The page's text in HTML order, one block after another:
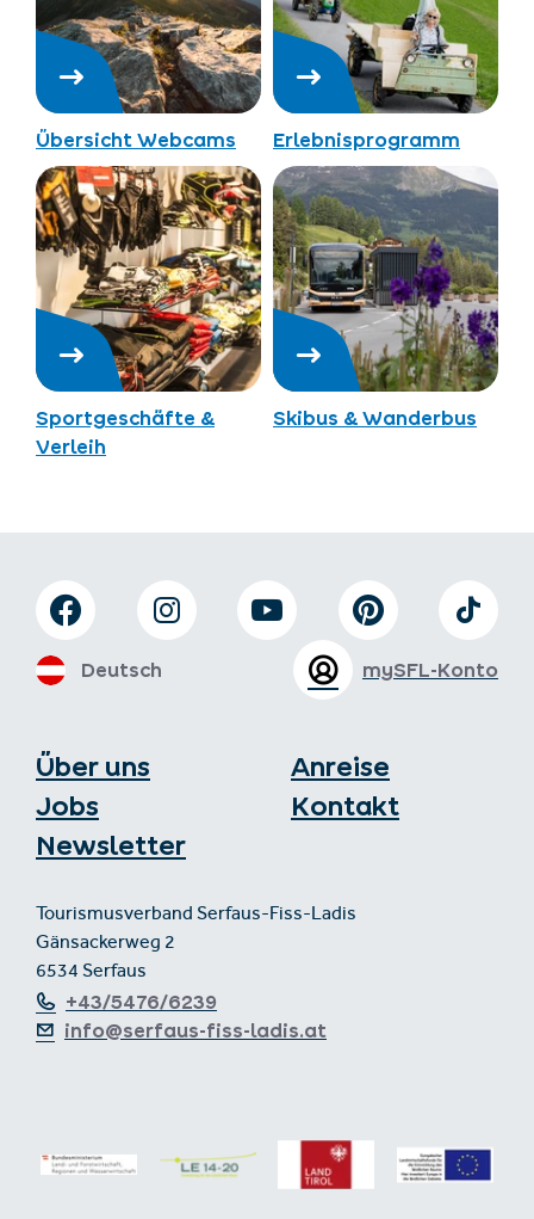
Übersicht Webcams Erlebnisprogramm
Sportgeschäfte &
Verleih
Skibus & Wanderbus
Über uns
Jobs
Newsletter
Anreise
Kontakt
Tourismusverband Serfaus-Fiss-Ladis
Gänsackerweg 2
6534 Serfaus
+43/5476/6239
info@serfaus-fiss-ladis.at
mySFL-Konto
Deutsch